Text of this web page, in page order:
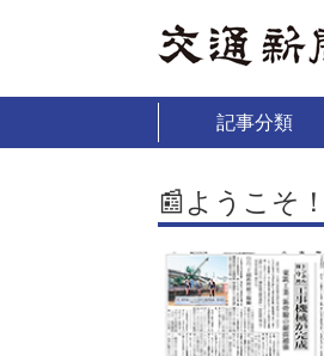
記事分類
📰ようこそ